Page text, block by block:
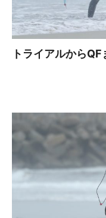
トライアルから